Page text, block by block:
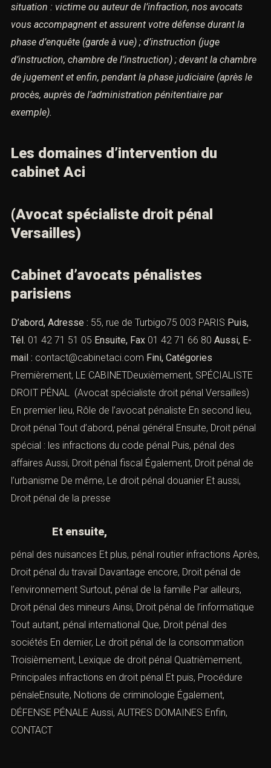
situation : victime ou auteur de l’infraction, nos avocats
vous accompagnent et assurent votre défense durant la
phase d’enquête (garde à vue) ; d’instruction (juge
d’instruction, chambre de l’instruction) ; devant la chambre
de jugement et enfin, pendant la phase judiciaire (après le
procès, auprès de l’administration pénitentiaire par
exemple).
Les domaines d’intervention du
cabinet Aci
(Avocat spécialiste droit pénal
Versailles)
Cabinet d’avocats pénalistes
parisiens
D’abord, Adresse : 55, rue de Turbigo75 003 PARIS Puis,
Tél. 01 42 71 51 05 Ensuite, Fax 01 42 71 66 80 Aussi, E-
mail : contact@cabinetaci.com Fini, Catégories
Premièrement, LE CABINETDeuxièmement, SPÉCIALISTE
DROIT PÉNAL (Avocat spécialiste droit pénal Versailles)
En premier lieu, Rôle de l’avocat pénaliste En second lieu,
Droit pénal Tout d’abord, pénal général Ensuite, Droit pénal
spécial : les infractions du code pénal Puis, pénal des
affaires Aussi, Droit pénal fiscal Également, Droit pénal de
l’urbanisme De même, Le droit pénal douanier Et aussi,
Droit pénal de la presse
Et ensuite,
pénal des nuisances Et plus, pénal routier infractions Après,
Droit pénal du travail Davantage encore, Droit pénal de
l’environnement Surtout, pénal de la famille Par ailleurs,
Droit pénal des mineurs Ainsi, Droit pénal de l’informatique
Tout autant, pénal international Que, Droit pénal des
sociétés En dernier, Le droit pénal de la consommation
Troisièmement, Lexique de droit pénal Quatrièmement,
Principales infractions en droit péna Et puis, Procédure
pénaleEnsuite, Notions de criminologie Également,
DÉFENSE PÉNALE Aussi, AUTRES DOMAINES Enfin,
CONTACT